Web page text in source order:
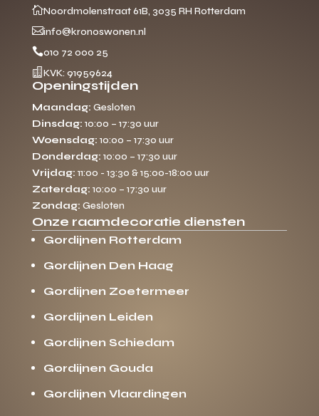
Noordmolenstraat 61B, 3035 RH Rotterdam
info@kronoswonen.nl
010 72 000 25
 KVK: 91959624
Openingstijden
Maandag: Gesloten
Dinsdag: 10:00 – 17:30 uur
Woensdag: 10:00 – 17:30 uur
Donderdag: 10:00 – 17:30 uur
Vrijdag: 11:00 - 13:30 & 15:00-18:00 uur
Zaterdag: 10:00 – 17:30 uur
Zondag: Gesloten
Onze raamdecoratie diensten
Gordijnen Rotterdam
Gordijnen Den Haag
Gordijnen Zoetermeer
Gordijnen Leiden
Gordijnen Schiedam
Gordijnen Gouda
Gordijnen Vlaardingen